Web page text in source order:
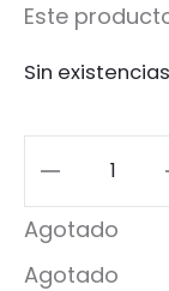
Este
Sin existencias
EVA-
02
Agotado
Agotado